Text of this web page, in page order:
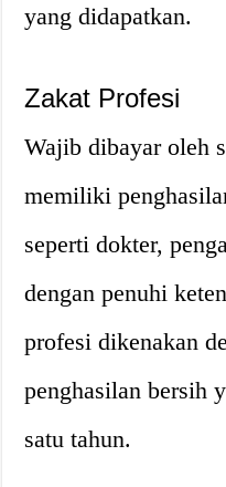
yang didapatkan.
Zakat Profesi
Wajib dibayar oleh
memiliki
seperti dokter,
dengan penuhi
profesi dikenakan
penghasilan bersih
satu tahun.